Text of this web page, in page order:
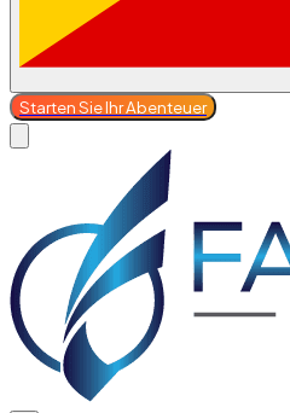
Starten Sie Ihr Abenteuer